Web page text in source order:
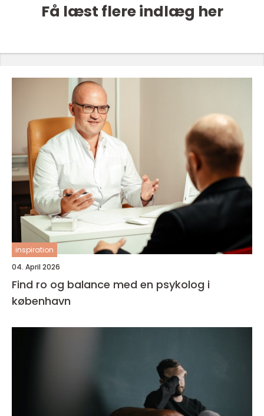
Få læst flere indlæg her
inspiration
04. April 2026
Find ro og balance med en psykolog i
københavn